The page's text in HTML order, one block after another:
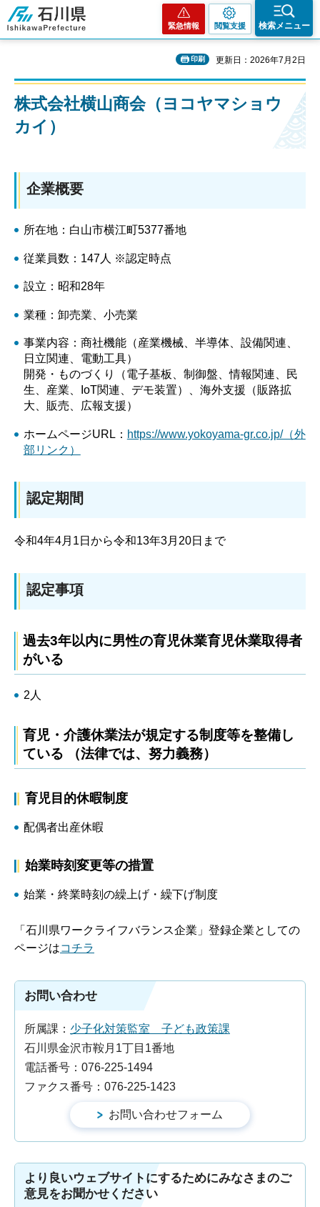
石川県
緊急情報 閲覧支援 検索メニュー
印刷 更新日：2026年7月2日
株式会社横山商会（ヨコヤマショウ
カイ）
企業概要
所在地：白山市横江町5377番地
従業員数：147人 ※認定時点
設立：昭和28年
業種：卸売業、小売業
事業内容：商社機能（産業機械、半導体、設備関連、
日立関連、電動工具）
開発・ものづくり（電子基板、制御盤、情報関連、民
生、産業、IoT関連、デモ装置）、海外支援（販路拡
大、販売、広報支援）
ホームページURL： https://www.yokoyama-gr.co.jp/（外
部リンク）
認定期間
令和4年4月1日から令和13年3月20日まで
認定事項
過去3年以内に男性の育児休業育児休業取得者
がいる
2人
育児・介護休業法が規定する制度等を整備し
ている （法律では、努力義務）
育児目的休暇制度
配偶者出産休暇
始業時刻変更等の措置
始業・終業時刻の繰上げ・繰下げ制度
「石川県ワークライフバランス企業」登録企業としての
ページはコチラ
お問い合わせ
所属課： 少子化対策監室 子ども政策課
石川県金沢市鞍月1丁目1番地
電話番号：076-225-1494
ファクス番号：076-225-1423
より良いウェブサイトにするためにみなさまのご
意見をお聞かせください